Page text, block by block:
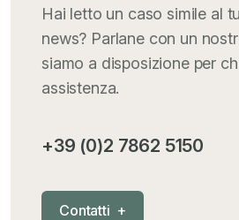
Hai letto un caso simile al
news? Parlane con un
siamo a disposizione per
assistenza.
+39 (0)2 7862 5150
Contatti +